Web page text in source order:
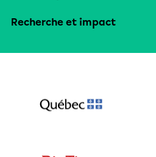
Recherche et impact